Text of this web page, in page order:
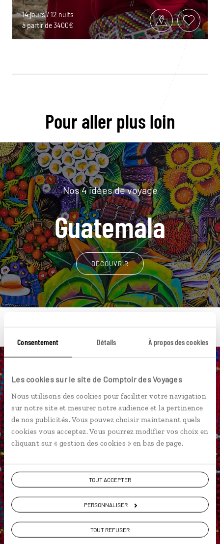
Consentement Détails À propos des cookies
Les cookies sur le site de Comptoir des Voyages
Nous utilisons des cookies pour faciliter votre navigation
sur notre site et mesurer notre audience et la pertinence
de nos publicités. Vous pouvez choisir maintenant quels
cookies vous acceptez. Vous pourrez modifier vos choix en
cliquant sur « gestion des cookies » en bas de page.
TOUT ACCEPTER
PERSONNALISER
TOUT REFUSER
14 jours / 12 nuits
à partir de 3400€
Pour aller plus loin
Nos 4 idées de voyage
Guatemala
DÉCOUVRIR
Une envie de voyage
particulière ?
Accès Livingston Antigua Flores
Guatemala City
Livingston Amérique centrale